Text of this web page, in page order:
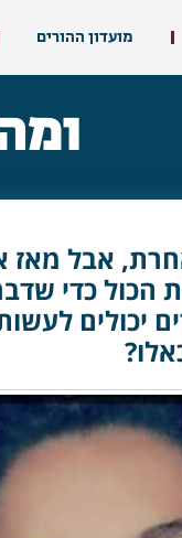
מועדון ההורים
אבל מאז
כדי
יכולים